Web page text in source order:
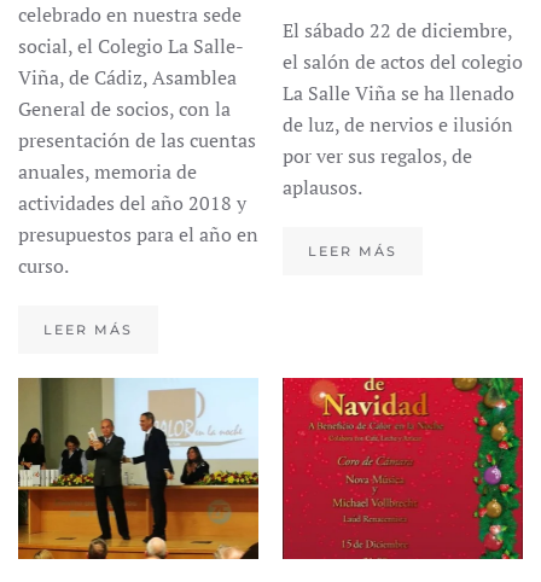
celebrado en nuestra sede
social, el Colegio La Salle-
Viña, de Cádiz, Asamblea
General de socios, con la
presentación de las cuentas
anuales, memoria de
actividades del año 2018 y
presupuestos para el año en
curso.
LEER MÁS
El sábado 22 de diciembre,
el salón de actos del colegio
La Salle Viña se ha llenado
de luz, de nervios e ilusión
por ver sus regalos, de
aplausos.
LEER MÁS